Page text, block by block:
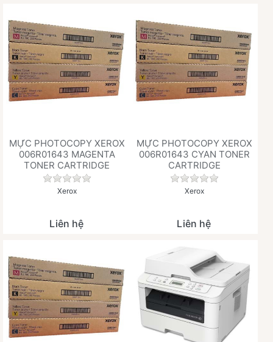
MỰC PHOTOCOPY XEROX
006R01643 MAGENTA
TONER CARTRIDGE
Chưa có đánh giá nào cho sản phẩm này.
Xerox
Liên hệ
MỰC PHOTOCOPY XEROX
006R01643 CYAN TONER
CARTRIDGE
Chưa có đánh giá
Xerox
Liên hệ